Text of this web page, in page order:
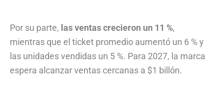
Por su parte, las ventas crecieron un 11 %,
mientras que el ticket promedio aumentó un 6 % y
las unidades vendidas un 5 %. Para 2027, la marca
espera alcanzar ventas cercanas a $1 billón.